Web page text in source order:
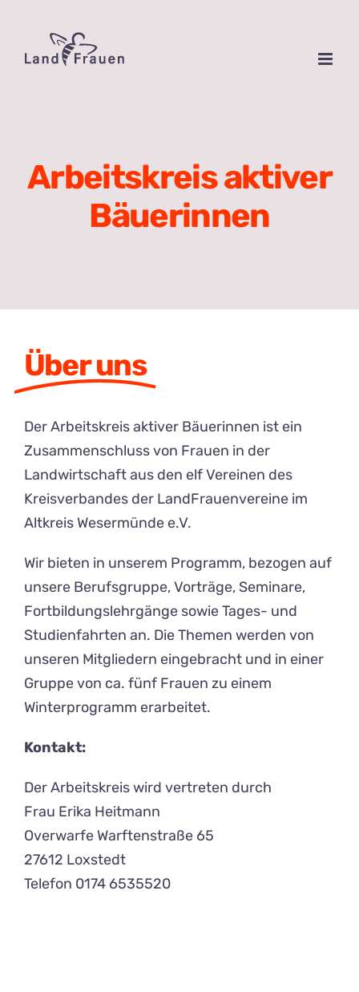
springen
Arbeitskreis aktiver
Bäuerinnen
Über uns
Der Arbeitskreis aktiver Bäuerinnen ist ein
Zusammenschluss von Frauen in der
Landwirtschaft aus den elf Vereinen des
Kreisverbandes der LandFrauenvereine im
Altkreis Wesermünde e.V.
Wir bieten in unserem Programm, bezogen auf
unsere Berufsgruppe, Vorträge, Seminare,
Fortbildungslehrgänge sowie Tages- und
Studienfahrten an. Die Themen werden von
unseren Mitgliedern eingebracht und in einer
Gruppe von ca. fünf Frauen zu einem
Winterprogramm erarbeitet.
Kontakt:
Der Arbeitskreis wird vertreten durch
Frau Erika Heitmann
Overwarfe Warftenstraße 65
27612 Loxstedt
Telefon 0174 6535520